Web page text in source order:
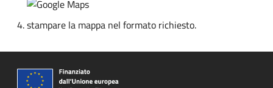
stampare la mappa nel formato richiesto.